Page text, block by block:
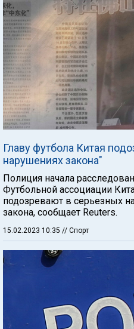
Главу футбола Китая
нарушениях закона"
Полиция начала
Футбольной ассоциации
подозревают в серьезных
закона, сообщает Reuters.
15.02.2023 10:35 // Спорт